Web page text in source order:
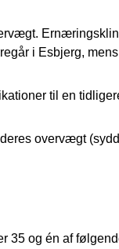
i Esbjerg,
til en
overvægt
35 og én af